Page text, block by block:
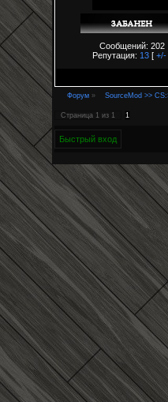
Сообщений: 202
Репутация: 13 [ +/-
Форум » SourceMod >>
Страница 1 из 1 1